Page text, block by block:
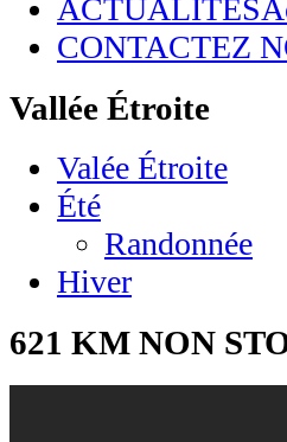
ACTUALITÉS
CONTACTEZ
Vallée Étroite
Valée Étroite
Été
Randonnée
Hiver
621 KM NON